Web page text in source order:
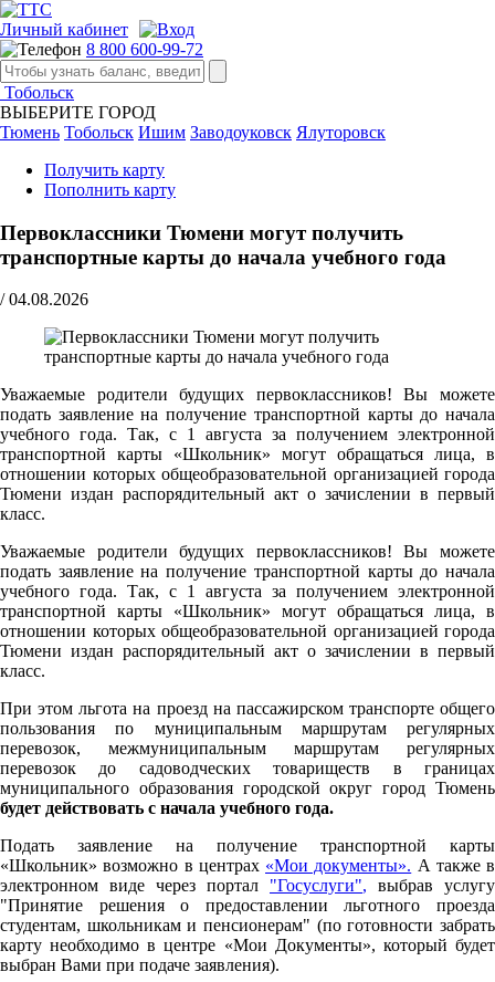
Личный кабинет
8 800 600-99-72
Тобольск
ВЫБЕРИТЕ ГОРОД
Тюмень Тобольск Ишим Заводоуковск Ялуторовск
Получить карту
Пополнить карту
Первоклассники Тюмени могут получить
транспортные карты до начала учебного года
/ 04.08.2026
Уважаемые родители будущих первоклассников! Вы можете
подать заявление на получение транспортной карты до начала
учебного года. Так, с 1 августа за получением электронной
транспортной карты «Школьник» могут обращаться лица, в
отношении которых общеобразовательной организацией города
Тюмени издан распорядительный акт о зачислении в первый
класс.
Уважаемые родители будущих первоклассников! Вы можете
подать заявление на получение транспортной карты до начала
учебного года. Так, с 1 августа за получением электронной
транспортной карты «Школьник» могут обращаться лица, в
отношении которых общеобразовательной организацией города
Тюмени издан распорядительный акт о зачислении в первый
класс.
При этом льгота на проезд на пассажирском транспорте общего
пользования по муниципальным маршрутам регулярных
перевозок, межмуниципальным маршрутам регулярных
перевозок до садоводческих товариществ в границах
муниципального образования городской округ город Тюмень
будет действовать с начала учебного года.
Подать заявление на получение транспортной карты
«Школьник» возможно в центрах «Мои документы». А также в
электронном виде через портал "Госуслуги", выбрав услугу
"Принятие решения о предоставлении льготного проезда
студентам, школьникам и пенсионерам" (по готовности забрать
карту необходимо в центре «Мои Документы», который будет
выбран Вами при подаче заявления).